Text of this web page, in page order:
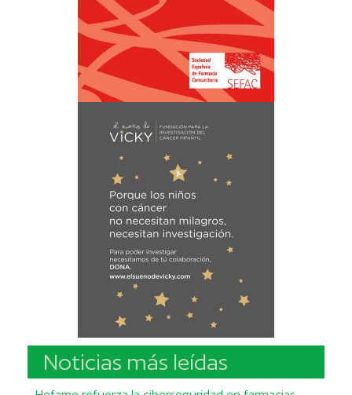
Noticias más leídas